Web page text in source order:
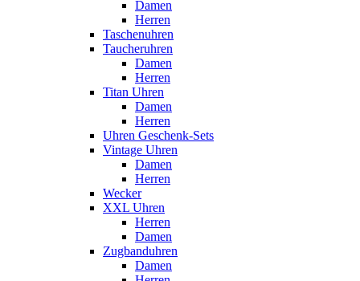
Damen
Herren
Taschenuhren
Taucheruhren
Damen
Herren
Titan Uhren
Damen
Herren
Uhren Geschenk-Sets
Vintage Uhren
Damen
Herren
Wecker
XXL Uhren
Herren
Damen
Zugbanduhren
Damen